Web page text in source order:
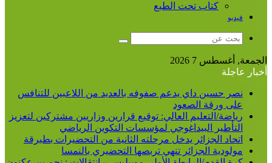
كتاب تحت الطبع
فيديو
بحث
الجمعة, أغسطس 7 2026
أخبار عاجلة
نصر حسين داي يدعم صفوفه بالعديد من اللاعبين للتنافس
على ورقة الصعود
رياضة/التعليم العالي: توقيع قرارين وزاريين مشتركين لتعزيز
التأطير البيداغوجي لمؤسسات التكوين الرياضي
اتحاد الجزائر يدخل مرحلته الثانية من التحضيرات بطبرقة
مولودية الجزائر تنهي تربصها التحضيري بالنمسا